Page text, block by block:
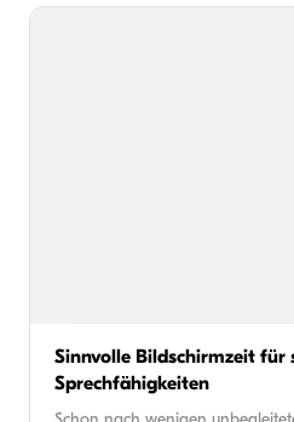
Sinnvolle Bildschirmzeit für
Sprechfähigkeiten